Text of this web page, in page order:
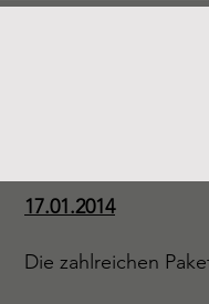
17.01.2014
Die zahlreichen